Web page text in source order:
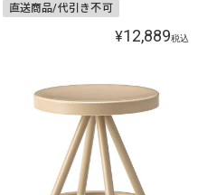
直送商品/代引き不可
¥12,889税込